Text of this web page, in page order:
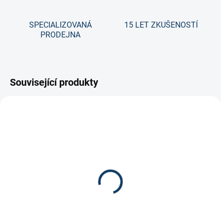
SPECIALIZOVANÁ
PRODEJNA
15 LET ZKUŠENOSTÍ
Související produkty
Páska na hokejku Comp-